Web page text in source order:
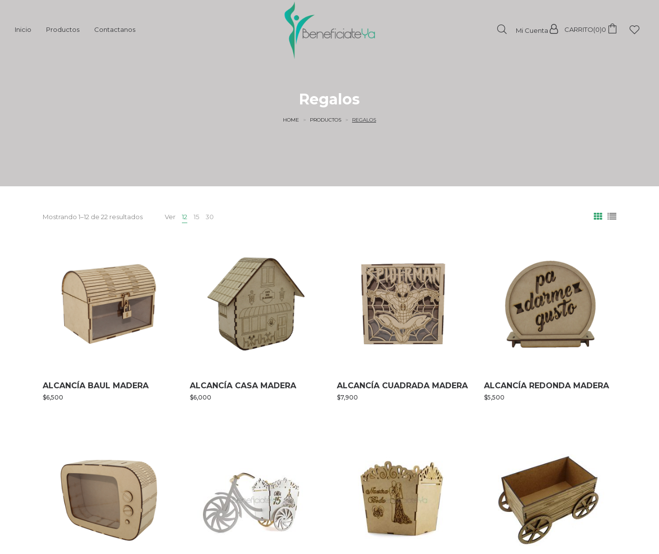
Inicio Productos Contactanos Mi Cuenta CARRITO(0)0
Regalos
HOME > PRODUCTOS > REGALOS
Mostrando 1–12 de 22 resultados Ver 12 15 30
ALCANCÍA BAUL MADERA
$6,500
ALCANCÍA CASA MADERA
$6,000
ALCANCÍA CUADRADA MADERA
$7,900
ALCANCÍA REDONDA MADERA
$5,500